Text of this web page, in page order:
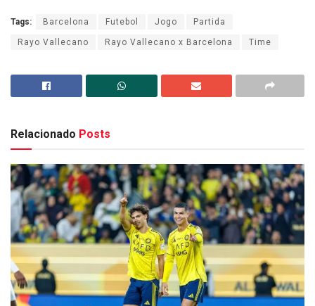
Tags: Barcelona Futebol Jogo Partida
Rayo Vallecano Rayo Vallecano x Barcelona Time
Relacionado Posts